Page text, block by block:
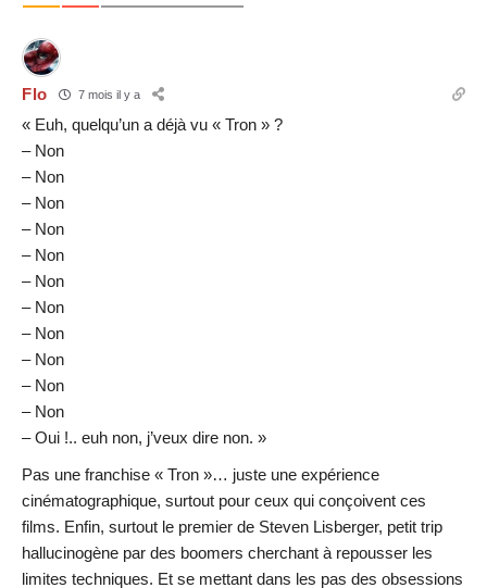
Flo 7 mois il y a
« Euh, quelqu’un a déjà vu « Tron » ?
– Non
– Non
– Non
– Non
– Non
– Non
– Non
– Non
– Non
– Non
– Non
– Oui !.. euh non, j’veux dire non. »
Pas une franchise « Tron »… juste une expérience
cinématographique, surtout pour ceux qui conçoivent ces
films. Enfin, surtout le premier de Steven Lisberger, petit trip
hallucinogène par des boomers cherchant à repousser les
limites techniques. Et se mettant dans les pas des obsessions